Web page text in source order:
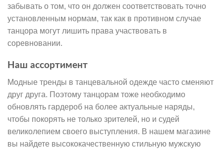
забывать о том, что он должен соответствовать точно
установленным нормам, так как в противном случае
танцора могут лишить права участвовать в
соревновании.
Наш ассортимент
Модные тренды в танцевальной одежде часто сменяют
друг друга. Поэтому танцорам тоже необходимо
обновлять гардероб на более актуальные наряды,
чтобы покорять не только зрителей, но и судей
великолепием своего выступления. В нашем магазине
вы найдете высококачественную стильную мужскую